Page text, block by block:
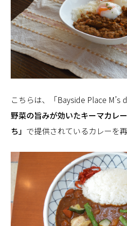
こちらは、「Bayside Place M’s
野菜の旨みが効いたキーマカレー
ち」 で提供されているカレーを